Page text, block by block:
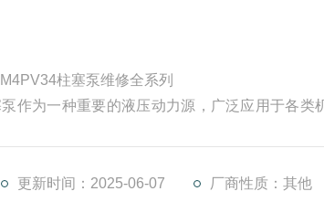
柱塞泵维修全系列
作为一种重要的液压动力源，广泛应用于各
还能有效延长柱塞泵的使用寿命，降低生产成
更新时间：2025-06-07 厂商性质：其他